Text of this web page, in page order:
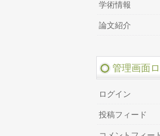
学術情報
論文紹介
管理画面
ログイン
投稿フィード